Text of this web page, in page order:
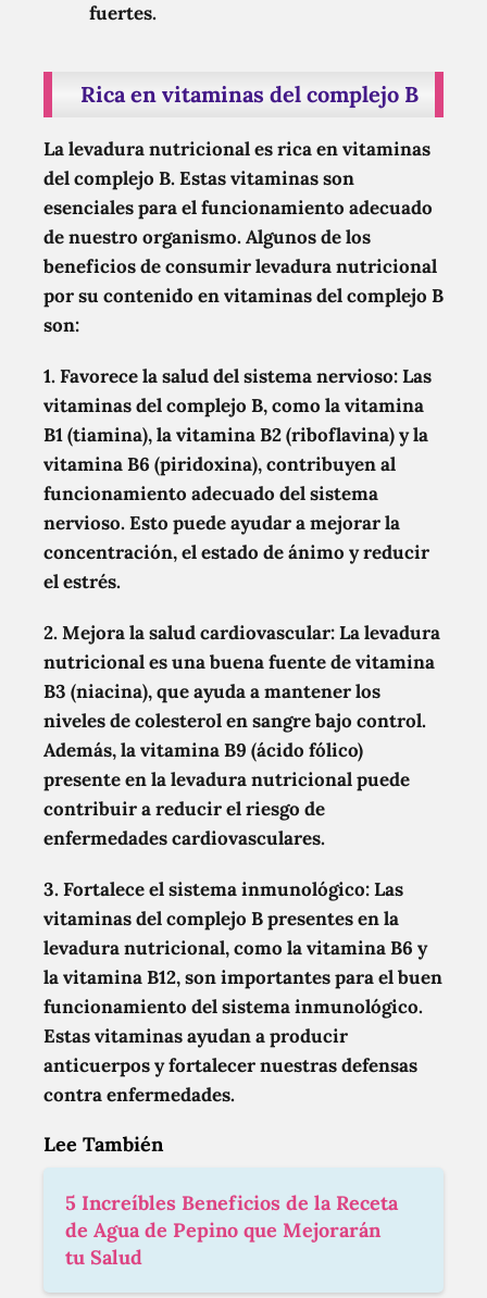
fuertes.
Rica en vitaminas del complejo B
La levadura nutricional es rica en vitaminas
del complejo B. Estas vitaminas son
esenciales para el funcionamiento adecuado
de nuestro organismo. Algunos de los
beneficios de consumir levadura nutricional
por su contenido en vitaminas del complejo B
son:
1. Favorece la salud del sistema nervioso:Las
vitaminas del complejo B, como la vitamina
B1 (tiamina), la vitamina B2 (riboflavina) y la
vitamina B6 (piridoxina), contribuyen al
funcionamiento adecuado del sistema
nervioso. Esto puede ayudar a mejorar la
concentración, el estado de ánimo y reducir
el estrés.
2. Mejora la salud cardiovascular:La levadura
nutricional es una buena fuente de vitamina
B3 (niacina), que ayuda a mantener los
niveles de colesterol en sangre bajo control.
Además, la vitamina B9 (ácido fólico)
presente en la levadura nutricional puede
contribuir a reducir el riesgo de
enfermedades cardiovasculares.
3. Fortalece el sistema inmunológico:Las
vitaminas del complejo B presentes en la
levadura nutricional, como la vitamina B6 y
la vitamina B12, son importantes para el buen
funcionamiento del sistema inmunológico.
Estas vitaminas ayudan a producir
anticuerpos y fortalecer nuestras defensas
contra enfermedades.
Lee También
5 Increíbles Beneficios de la Receta
de Agua de Pepino que Mejorarán
tu Salud